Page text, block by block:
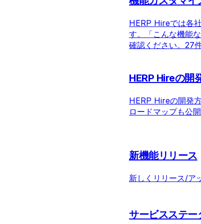
HERP Hireでは各
す。「こんな機能
確認ください。 27
HERP Hireの開
HERP Hireの開発
ロードマップも公
新機能リリース
新しくリリース/ア
サービスステー